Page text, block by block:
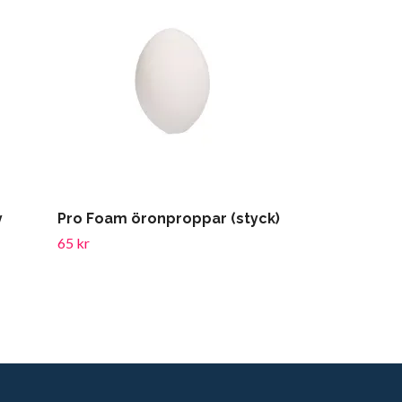
Pro Foam öronproppar (styck)
65 kr